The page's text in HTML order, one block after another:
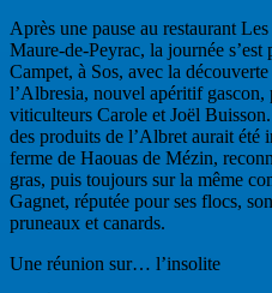
Après une pause au restaurant
Maure-de-Peyrac, la journée
Campet, à Sos, avec la
l’Albresia, nouvel apéritif gascon,
viticulteurs Carole et Joël
des produits de l’Albret aurait été
ferme de Haouas de Mézin,
gras, puis toujours sur la même
Gagnet, réputée pour ses flocs,
pruneaux et canards.
Une réunion sur… l’insolite